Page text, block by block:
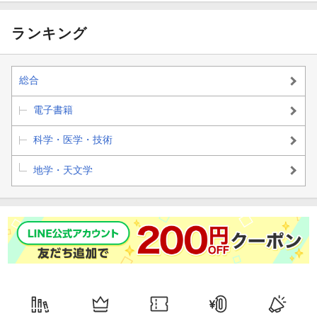
ランキング
総合
電子書籍
科学・医学・技術
地学・天文学